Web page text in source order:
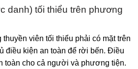
danh) tối thiểu trên phương
viên tối thiểu phải có mặt trên
điều kiện an toàn để rời bến. Điều
toàn cho cả người và phương tiện.